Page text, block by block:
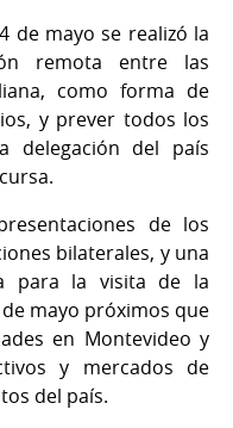
de mayo se realizó la
remota entre las
como forma de
y prever todos los
delegación del país
de los
bilaterales, y una
para la visita de la
mayo próximos que
en Montevideo y
y mercados de
del país.